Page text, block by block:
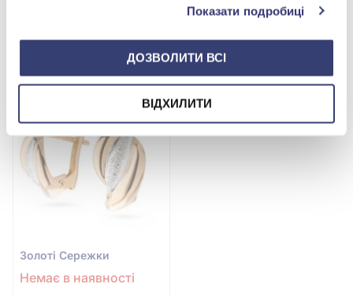
Показати подробиці
ДОЗВОЛИТИ ВСІ
ВІДХИЛИТИ
41 762,28 грн
Купити
Золотi Сережки
Немає в наявності